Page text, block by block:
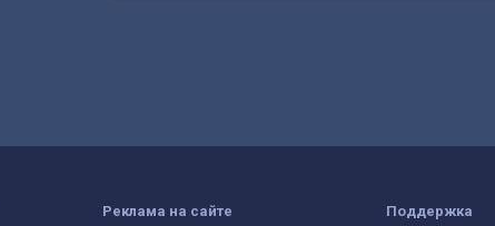
Реклама на сайте Поддержка